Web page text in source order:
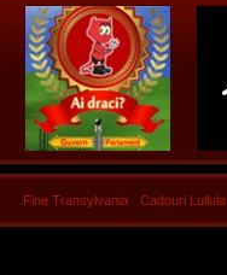
Fine Transylvania Cadouri Lullula